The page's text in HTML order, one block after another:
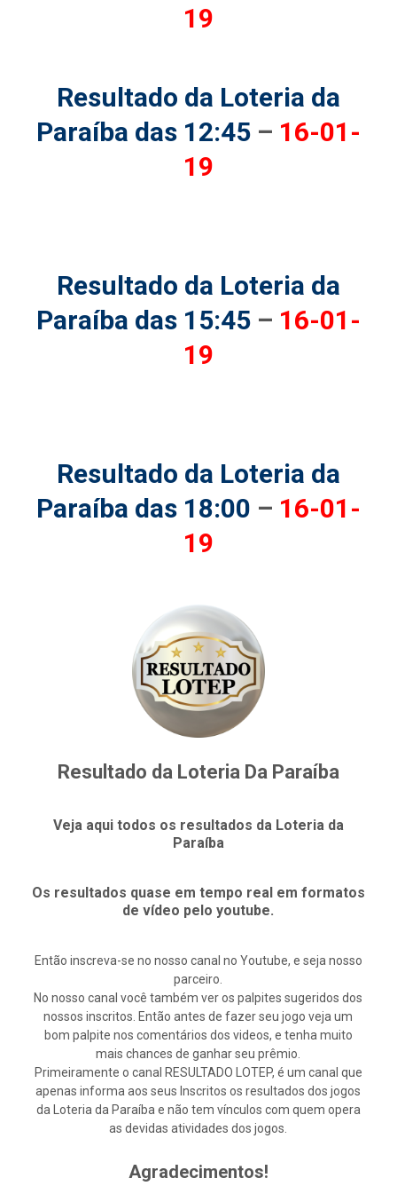
19
Resultado da Loteria da
Paraíba das 12:45– 16-01-
19
Resultado da Loteria da
Paraíba das 15:45– 16-01-
19
Resultado da Loteria da
Paraíba das 18:00 – 16-01-
19
Resultado da Loteria Da Paraíba
Veja aqui todos os resultados da Loteria da
Paraíba
Os resultados quase em tempo real em formatos
de vídeo pelo youtube.
Então inscreva-se no nosso canal no Youtube, e seja nosso
parceiro.
No nosso canal você também ver os palpites sugeridos dos
nossos inscritos. Então antes de fazer seu jogo veja um
bom palpite nos comentários dos videos, e tenha muito
mais chances de ganhar seu prêmio.
Primeiramente o canal RESULTADO LOTEP, é um canal que
apenas informa aos seus Inscritos os resultados dos jogos
da Loteria da Paraíba e não tem vínculos com quem opera
as devidas atividades dos jogos.
Agradecimentos!